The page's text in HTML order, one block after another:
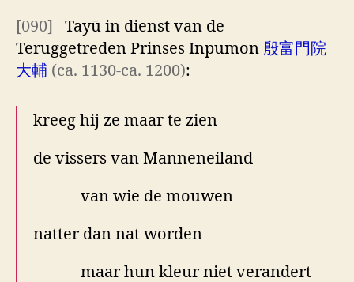
[090] Tayū in dienst van de
Teruggetreden Prinses Inpumon 殷富門院
大輔 (ca. 1130-ca. 1200):
kreeg hij ze maar te zien
de vissers van Manneneiland
van wie de mouwen
natter dan nat worden
maar hun kleur niet verandert